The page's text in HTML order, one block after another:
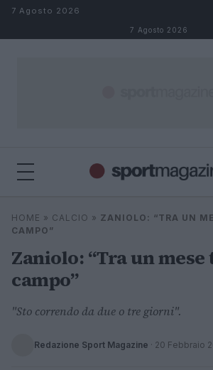
Salta al contenuto
7 Agosto 2026
7 Agosto 2026
Cerca
HOME » CALCIO » ZANIOLO: “TRA UN
CAMPO”
Zaniolo: “Tra un
campo”
"Sto correndo da due o tre giorni".
Redazione Sport Magazine · 20 Febbraio